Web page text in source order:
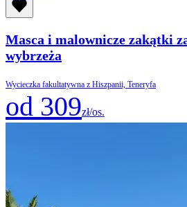
Masca i malownicze zakątki
wybrzeża
Wycieczka fakultatywna z Hiszpanii, Teneryfa
od 309zł/os.